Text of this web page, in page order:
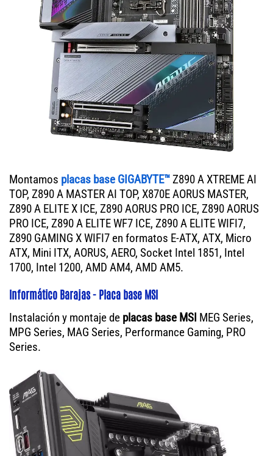
Montamos placas base GIGABYTE™Z890 A XTREME AI
TOP, Z890 A MASTER AI TOP, X870E AORUS MASTER,
Z890 A ELITE X ICE, Z890 AORUS PRO ICE, Z890 AORUS
PRO ICE, Z890 A ELITE WF7 ICE, Z890 A ELITE WIFI7,
Z890 GAMING X WIFI7 en formatos E-ATX, ATX, Micro
ATX, Mini ITX, AORUS, AERO, Socket Intel 1851, Intel
1700, Intel 1200, AMD AM4, AMD AM5.
Informático Barajas - Placa base MSI
Instalación y montaje de placas base MSI MEG Series,
MPG Series, MAG Series, Performance Gaming, PRO
Series.